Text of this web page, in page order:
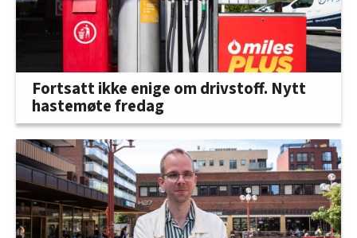
Fortsatt ikke enige om drivstoff. Nytt
hastemøte fredag